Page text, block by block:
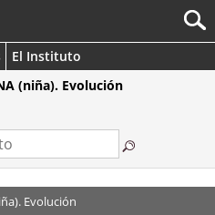
El Instituto
(niña). Evolución
Evolución